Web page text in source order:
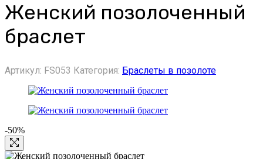
Женский позолоченный
браслет
Артикул: FS053 Категория: Браслеты в позолоте
-50%